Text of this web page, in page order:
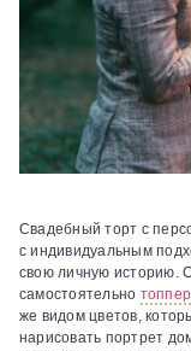
Свадебный торт с
с индивидуальным
свою личную историю.
самостоятельно топпер
же видом цветов,
нарисовать портрет